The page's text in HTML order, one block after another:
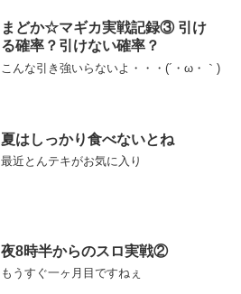
まどか☆マギカ実戦記録③ 引け
る確率？引けない確率？
こんな引き強いらないよ・・・(´・ω・｀)
夏はしっかり食べないとね
最近とんテキがお気に入り
夜8時半からのスロ実戦②
もうすぐ一ヶ月目ですねぇ